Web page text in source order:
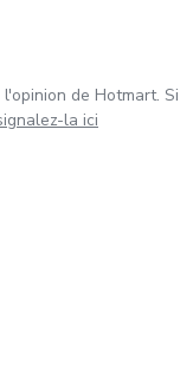
de Hotmart. Si
la ici